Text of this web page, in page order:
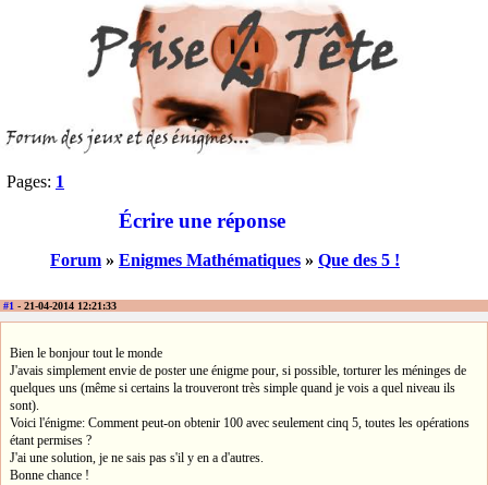
Pages: 1
Écrire une réponse
Forum » Enigmes Mathématiques » Que des 5 !
#1 - 21-04-2014 12:21:33
Bien le bonjour tout le monde
J'avais simplement envie de poster une énigme pour, si possible, torturer les méninges de
quelques uns (même si certains la trouveront très simple quand je vois a quel niveau ils
sont).
Voici l'énigme: Comment peut-on obtenir 100 avec seulement cinq 5, toutes les opérations
étant permises ?
J'ai une solution, je ne sais pas s'il y en a d'autres.
Bonne chance !